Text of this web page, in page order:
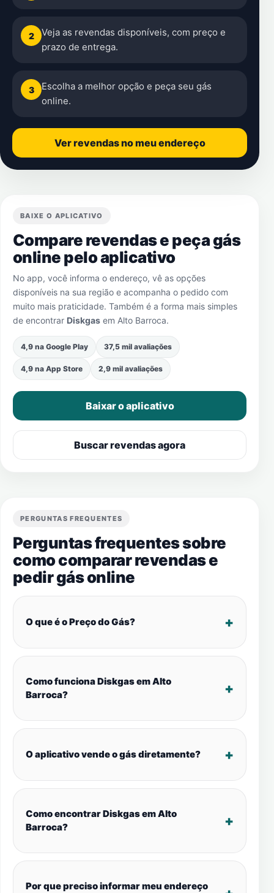
2
Veja as revendas disponíveis, com preço e
prazo de entrega.
3
Escolha a melhor opção e peça seu gás
online.
Ver revendas no meu endereço
BAIXE O APLICATIVO
Compare revendas e peça gás
online pelo aplicativo
No app, você informa o endereço, vê as opções
disponíveis na sua região e acompanha o pedido com
muito mais praticidade. Também é a forma mais simples
de encontrar Diskgas em Alto Barroca.
4,9 na Google Play 37,5 mil avaliações
4,9 na App Store 2,9 mil avaliações
Baixar o aplicativo
Buscar revendas agora
PERGUNTAS FREQUENTES
Perguntas frequentes sobre
como comparar revendas e
pedir gás online
O que é o Preço do Gás?
Como funciona Diskgas em Alto
Barroca?
O aplicativo vende o gás diretamente?
Como encontrar Diskgas em Alto
Barroca?
Por que preciso informar meu endereço